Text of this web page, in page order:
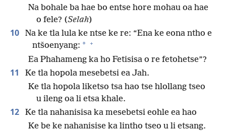
Na bohale ba hae bo entse hore mohau oa hae
o fele? (Selah)
10
Na ke tla lula ke ntse ke re: “Ena ke eona ntho e
ntšoenyang: * +
Ea Phahameng ka ho Fetisisa o re fetohetse”?
11
Ke tla hopola mesebetsi ea Jah.
Ke tla hopola liketso tsa hao tse hlollang tseo
u ileng oa li etsa khale.
12
Ke tla nahanisisa ka mesebetsi eohle ea hao
Ke be ke nahanisise ka lintho tseo u li etsang.